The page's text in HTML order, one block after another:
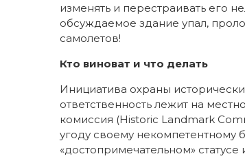
изменять и перестраивать его
обсуждаемое здание упал,
самолетов!
Кто виноват и что делать
Инициатива охраны
ответственность лежит на
комиссия (Historic Landmark
угоду своему некомпетентному
«достопримечательном»